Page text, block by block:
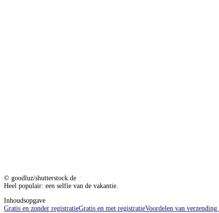
© goodluz/shutterstock.de
Heel populair: een selfie van de vakantie.
Inhoudsopgave
Gratis en zonder registratieGratis en met registratieVoordelen van